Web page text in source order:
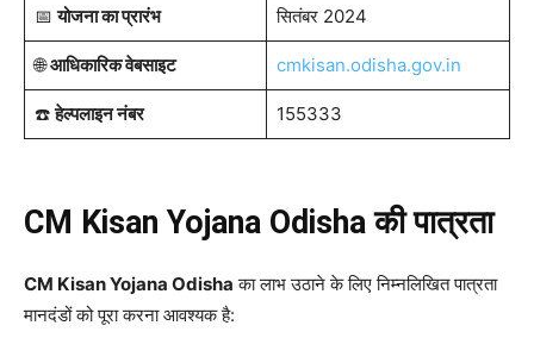
📅योजना का प्रारंभ सितंबर 2024
🌐आधिकारिक वेबसाइट cmkisan.odisha.gov.in
☎️हेल्पलाइन नंबर 155333
CM Kisan Yojana Odisha की पात्रता
CM Kisan Yojana Odisha का लाभ उठाने के लिए निम्नलिखित पात्रता
मानदंडों को पूरा करना आवश्यक है: